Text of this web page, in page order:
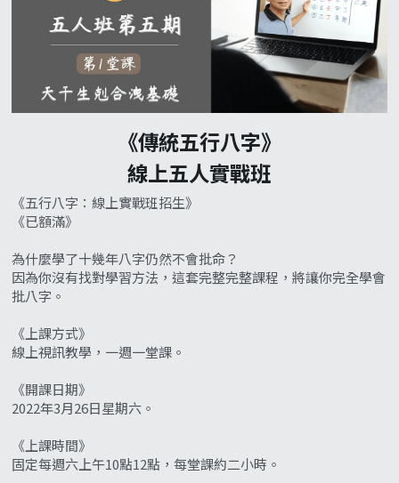
《傳統五行八字》
線上五人實戰班
《五行八字：線上實戰班招生》
《已額滿》
為什麼學了十幾年八字仍然不會批命？
因為你沒有找對學習方法，這套完整完整課程，將讓你完全學會
批八字。
《上課方式》
線上視訊教學，一週一堂課。
《開課日期》
2022年3月26日星期六。
《上課時間》
固定每週六上午10點12點，每堂課約二小時。